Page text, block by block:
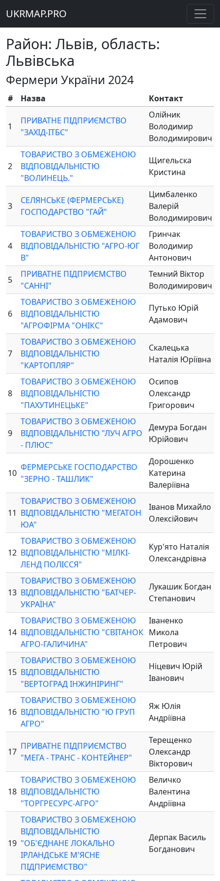
UKRMAP.PRO
Район: Львів, область:
Львівська
Фермери України 2024
# Назва Контакт
1
ПРИВАТНЕ ПІДПРИЄМСТВО
"ЗАХІД-ІТБС"
Олійник
Володимир
Володимирович
2
ТОВАРИСТВО З ОБМЕЖЕНОЮ
ВІДПОВІДАЛЬНІСТЮ
"ВОЛИНЕЦЬ."
Щигельска
Кристина
3
СЕЛЯНСЬКЕ (ФЕРМЕРСЬКЕ)
ГОСПОДАРСТВО "ГАЙ"
Цимбаленко
Валерій
Володимирович
4
ТОВАРИСТВО З ОБМЕЖЕНОЮ
ВІДПОВІДАЛЬНІСТЮ "АГРО-ЮГ
В"
Гринчак
Володимир
Антонович
5
ПРИВАТНЕ ПІДПРИЄМСТВО
"САННІ"
Темний Віктор
Володимирович
6
ТОВАРИСТВО З ОБМЕЖЕНОЮ
ВІДПОВІДАЛЬНІСТЮ
"АГРОФІРМА "ОНІКС"
Путько Юрій
Адамович
7
ТОВАРИСТВО З ОБМЕЖЕНОЮ
ВІДПОВІДАЛЬНІСТЮ
"КАРТОПЛЯР"
Скалецька
Наталія Юріївна
8
ТОВАРИСТВО З ОБМЕЖЕНОЮ
ВІДПОВІДАЛЬНІСТЮ
"ПАХУТИНЕЦЬКЕ"
Осипов
Олександр
Григорович
9
ТОВАРИСТВО З ОБМЕЖЕНОЮ
ВІДПОВІДАЛЬНІСТЮ "ЛУЧ АГРО
- ПЛЮС"
Демура Богдан
Юрійович
10
ФЕРМЕРСЬКЕ ГОСПОДАРСТВО
"ЗЕРНО - ТАШЛИК"
Дорошенко
Катерина
Валеріївна
11
ТОВАРИСТВО З ОБМЕЖЕНОЮ
ВІДПОВІДАЛЬНІСТЮ "МЕГАТОН
ЮА"
Іванов Михайло
Олексійович
12
ТОВАРИСТВО З ОБМЕЖЕНОЮ
ВІДПОВІДАЛЬНІСТЮ "МІЛКІ-
ЛЕНД ПОЛІССЯ"
Кур'ято Наталія
Олександрівна
13
ТОВАРИСТВО З ОБМЕЖЕНОЮ
ВІДПОВІДАЛЬНІСТЮ "БАТЧЕР-
УКРАЇНА"
Лукашик Богдан
Степанович
14
ТОВАРИСТВО З ОБМЕЖЕНОЮ
ВІДПОВІДАЛЬНІСТЮ "СВІТАНОК
АГРО-ГАЛИЧИНА"
Іваненко
Микола
Петрович
15
ТОВАРИСТВО З ОБМЕЖЕНОЮ
ВІДПОВІДАЛЬНІСТЮ
"ВЕРТОГРАД ІНЖИНІРИНГ"
Ніцевич Юрій
Іванович
16
ТОВАРИСТВО З ОБМЕЖЕНОЮ
ВІДПОВІДАЛЬНІСТЮ "Ю ГРУП
АГРО"
Яж Юлія
Андріївна
17
ПРИВАТНЕ ПІДПРИЄМСТВО
"МЕГА - ТРАНС - КОНТЕЙНЕР"
Терещенко
Олександр
Вікторович
18
ТОВАРИСТВО З ОБМЕЖЕНОЮ
ВІДПОВІДАЛЬНІСТЮ
"ТОРГРЕСУРС-АГРО"
Величко
Валентина
Андріївна
19
ТОВАРИСТВО З ОБМЕЖЕНОЮ
ВІДПОВІДАЛЬНІСТЮ
"ОБ'ЄДНАНЕ ЛОКАЛЬНО
ІРЛАНДСЬКЕ М'ЯСНЕ
ПІДПРИЄМСТВО"
Дерпак Василь
Богданович